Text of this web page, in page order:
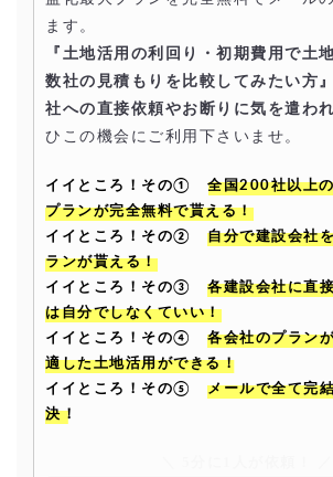
ます。
『土地活用の利回り・初期費用で土
数社の見積もりを比較してみたい方
社への直接依頼やお断りに気を遣われ
ひこの機会にご利用下さいませ。
イイところ！その①
全国200社以上
プランが完全無料で貰える！
イイところ！その②
自分で建設会社
ランが貰える！
イイところ！その③
各建設会社に直
は自分でしなくていい！
イイところ！その④
各会社のプラン
適した土地活用ができる！
イイところ！その⑤
メールで全て完
決！